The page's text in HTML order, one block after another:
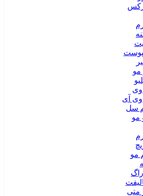
مو
آی
سل
مو
مو
متی